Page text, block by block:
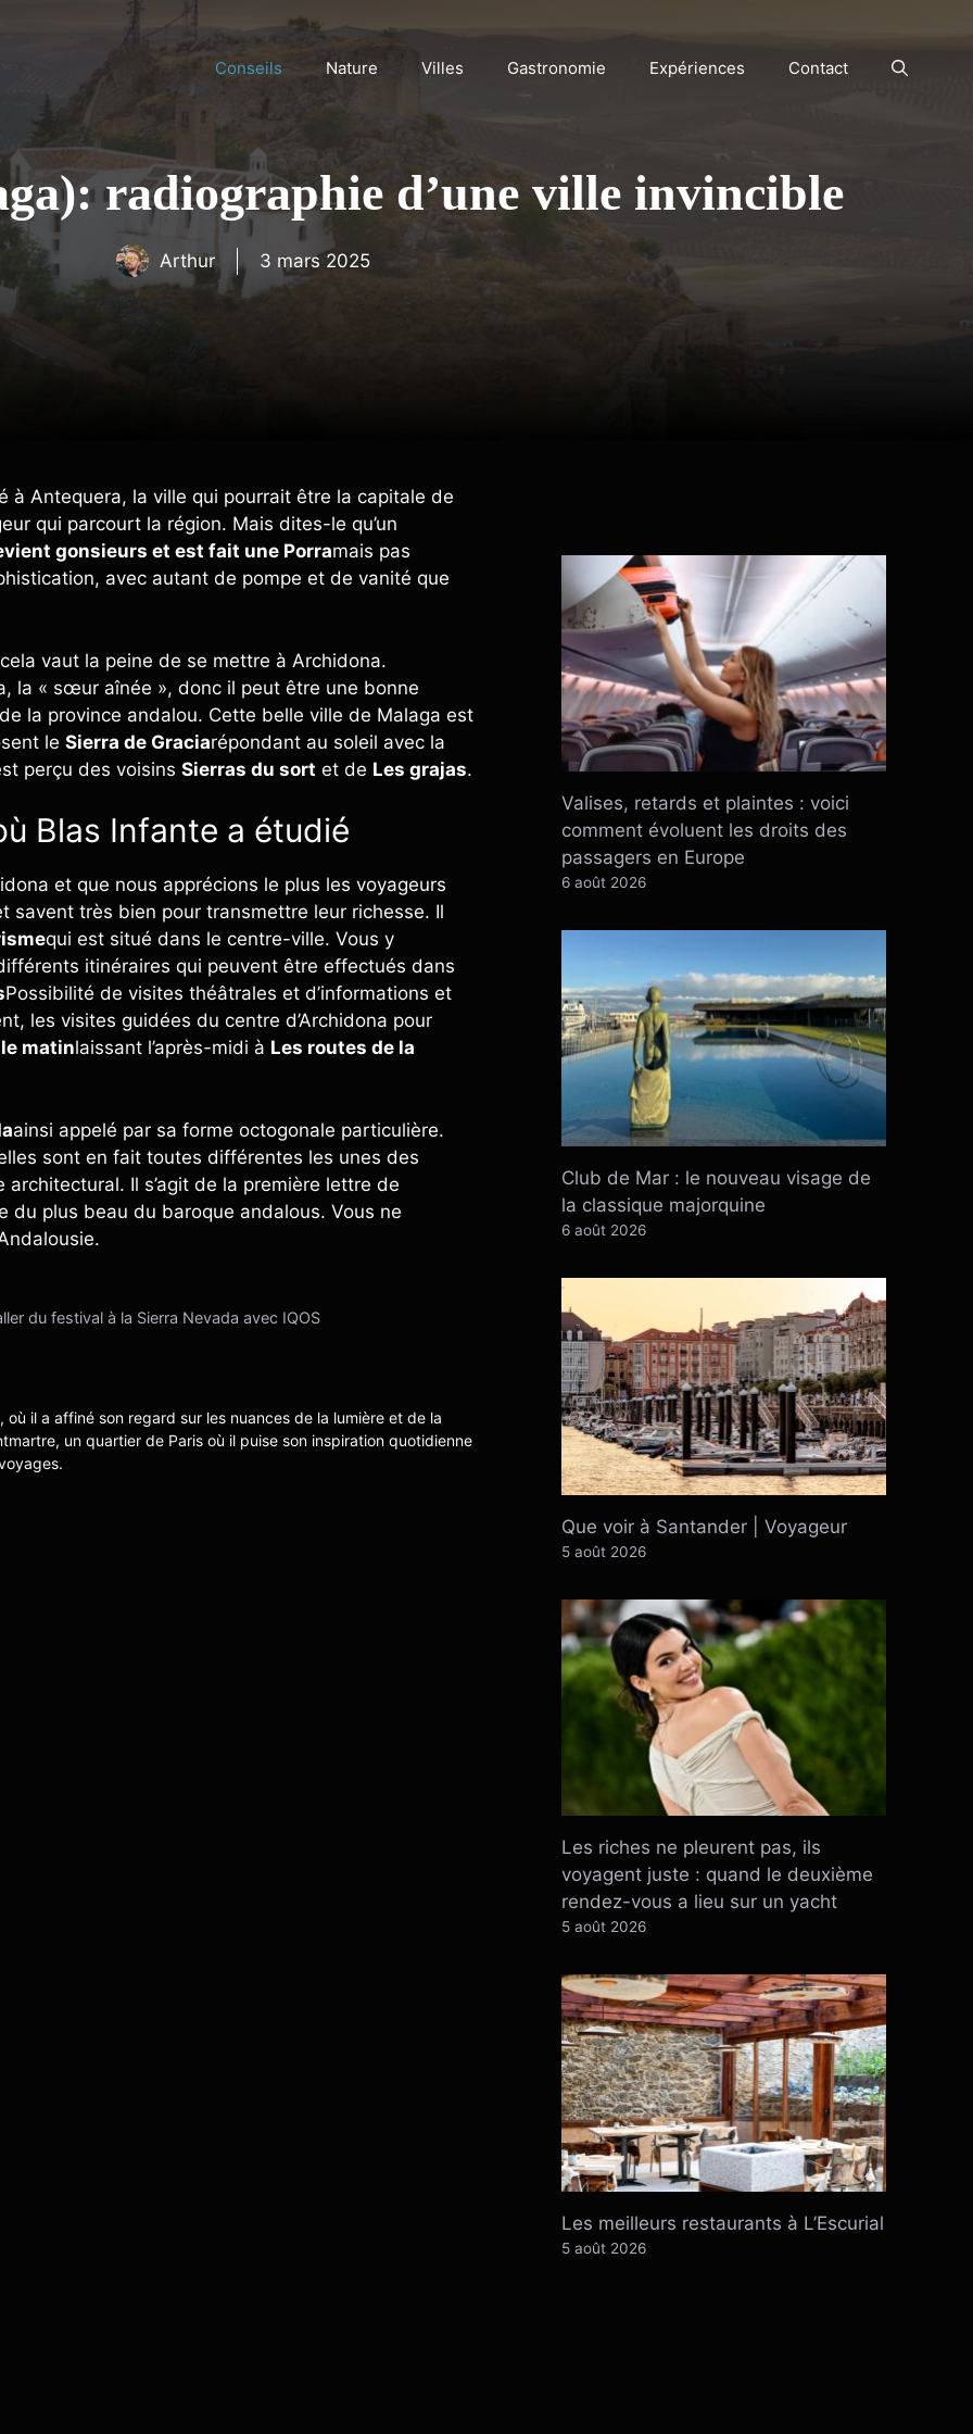
Conseils Nature Villes Gastronomie Expériences Contact
radiographie d’une ville invincible
Arthur 3 mars 2025
à Antequera, la ville qui pourrait être la capitale de
qui parcourt la région. Mais dites-le qu’un
gonsieurs et est fait une Porramais pas
avec autant de pompe et de vanité que
vaut la peine de se mettre à Archidona.
la « sœur aînée », donc il peut être une bonne
la province andalou. Cette belle ville de Malaga est
le Sierra de Graciarépondant au soleil avec la
perçu des voisins Sierras du sort et de Les grajas.
Blas Infante a étudié
et que nous apprécions le plus les voyageurs
savent très bien pour transmettre leur richesse. Il
qui est situé dans le centre-ville. Vous y
itinéraires qui peuvent être effectués dans
Possibilité de visites théâtrales et d’informations et
les visites guidées du centre d’Archidona pour
matinlaissant l’après-midi à Les routes de la
ainsi appelé par sa forme octogonale particulière.
sont en fait toutes différentes les unes des
Il s’agit de la première lettre de
du plus beau du baroque andalous. Vous ne
du festival à la Sierra Nevada avec IQOS
il a affiné son regard sur les nuances de la lumière et de la
un quartier de Paris où il puise son inspiration quotidienne
Valises, retards et plaintes : voici
comment évoluent les droits des
passagers en Europe
6 août 2026
Club de Mar : le nouveau visage de
la classique majorquine
6 août 2026
Que voir à Santander | Voyageur
5 août 2026
Les riches ne pleurent pas, ils
voyagent juste : quand le deuxième
rendez-vous a lieu sur un yacht
5 août 2026
Les meilleurs restaurants à L’Escurial
5 août 2026